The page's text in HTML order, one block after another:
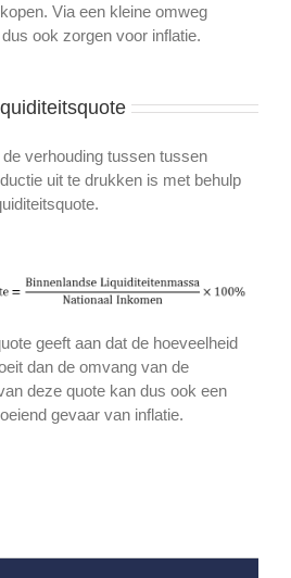
Via een kleine omweg
ook zorgen voor inflatie.
verhouding tussen tussen
uit te drukken is met behulp
geeft aan dat de hoeveelheid
dan de omvang van de
deze quote kan dus ook een
gevaar van inflatie.